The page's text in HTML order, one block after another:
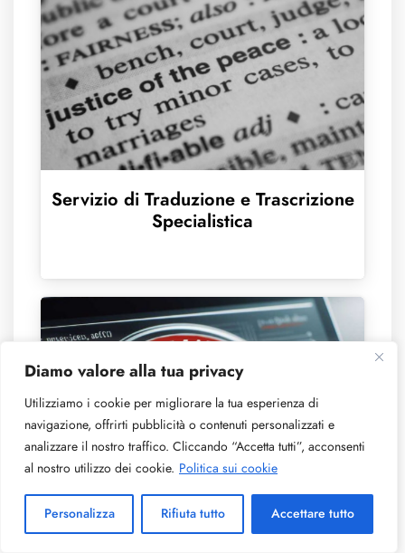
Diamo valore alla tua privacy
Utilizziamo i cookie per migliorare la tua esperienza di
navigazione, offrirti pubblicità o contenuti personalizzati e
analizzare il nostro traffico. Cliccando “Accetta tutti”, acconsenti
al nostro utilizzo dei cookie. Politica sui cookie
Personalizza Rifiuta tutto Accettare tutto
Servizio di Traduzione e Trascrizione
Specialistica
Translate